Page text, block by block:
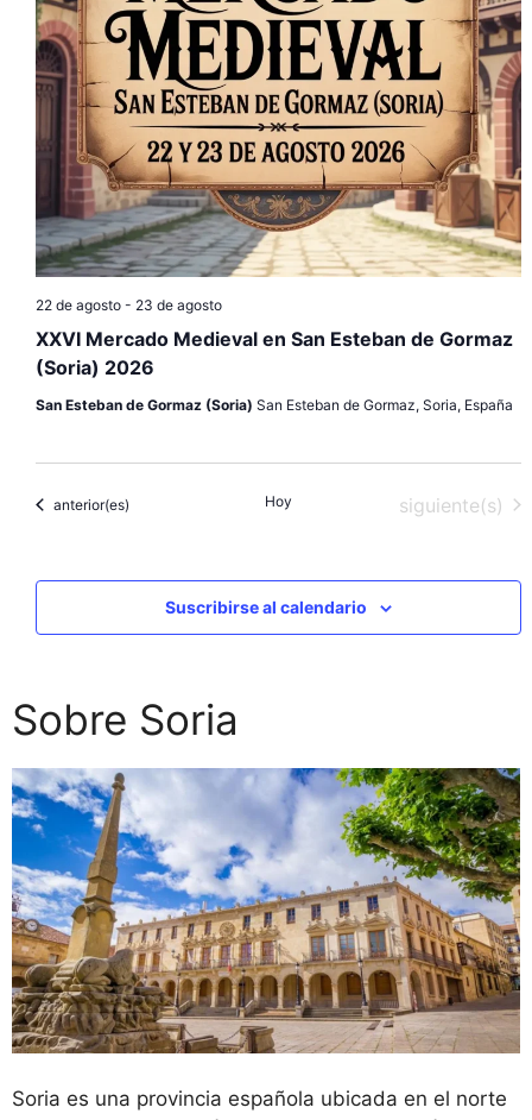
XXVI Mercado Medieval en San Esteban de Gormaz
(Soria) 2026
22 de agosto- 23 de agosto
San Esteban de Gormaz (Soria) San Esteban de Gormaz, Soria, España
Eventos
anterior(es) Hoy Eventos
siguiente(s)
Suscribirse al calendario
Sobre Soria
Soria es una provincia española ubicada en el norte